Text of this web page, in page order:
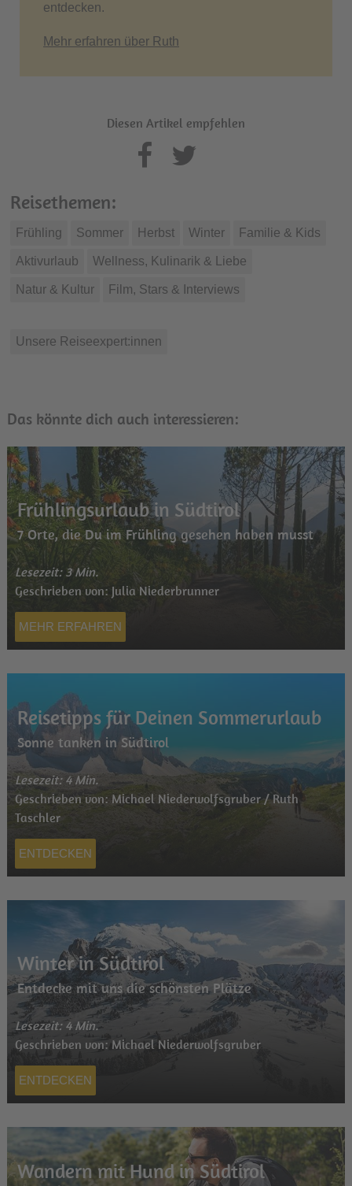
entdecken.
Mehr erfahren über Ruth
Diesen Artikel empfehlen
Reisethemen:
Frühling Sommer Herbst Winter Familie & Kids
Aktivurlaub Wellness, Kulinarik & Liebe
Natur & Kultur Film, Stars & Interviews
Unsere Reiseexpert:innen
Das könnte dich auch interessieren:
Frühlingsurlaub in Südtirol
7 Orte, die Du im Frühling gesehen haben musst
Lesezeit: 3 Min.
Geschrieben von: Julia Niederbrunner
MEHR ERFAHREN
Reisetipps für Deinen Sommerurlaub
Sonne tanken in Südtirol
Lesezeit: 4 Min.
Geschrieben von: Michael Niederwolfsgruber / Ruth
Taschler
ENTDECKEN
Winter in Südtirol
Entdecke mit uns die schönsten Plätze
Lesezeit: 4 Min.
Geschrieben von: Michael Niederwolfsgruber
ENTDECKEN
Wandern mit Hund in Südtirol